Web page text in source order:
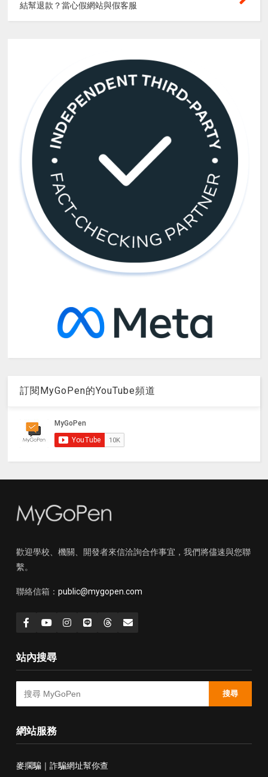
結幫退款？當心假網站與假客服
訂閱MyGoPen的YouTube頻道
歡迎學校、機關、開發者來信洽詢合作事宜，我們將儘速與您聯
繫。
聯絡信箱： public@mygopen.com
站內搜尋
搜尋
網站服務
麥擱騙｜詐騙網址幫你查